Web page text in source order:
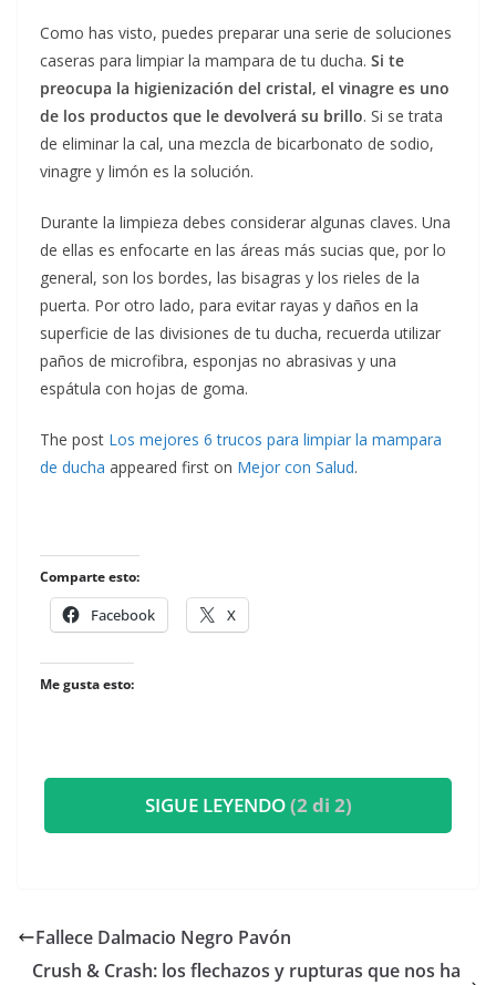
Como has visto, puedes preparar una serie de soluciones
caseras para limpiar la mampara de tu ducha. Si te
preocupa la higienización del cristal, el vinagre es uno
de los productos que le devolverá su brillo. Si se trata
de eliminar la cal, una mezcla de bicarbonato de sodio,
vinagre y limón es la solución.
Durante la limpieza debes considerar algunas claves. Una
de ellas es enfocarte en las áreas más sucias que, por lo
general, son los bordes, las bisagras y los rieles de la
puerta. Por otro lado, para evitar rayas y daños en la
superficie de las divisiones de tu ducha, recuerda utilizar
paños de microfibra, esponjas no abrasivas y una
espátula con hojas de goma.
The post Los mejores 6 trucos para limpiar la mampara
de ducha appeared first on Mejor con Salud.
Comparte esto:
Facebook X
Me gusta esto:
SIGUE LEYENDO(2 di 2)
Fallece Dalmacio Negro Pavón
​Crush & Crash: los flechazos y rupturas que nos ha